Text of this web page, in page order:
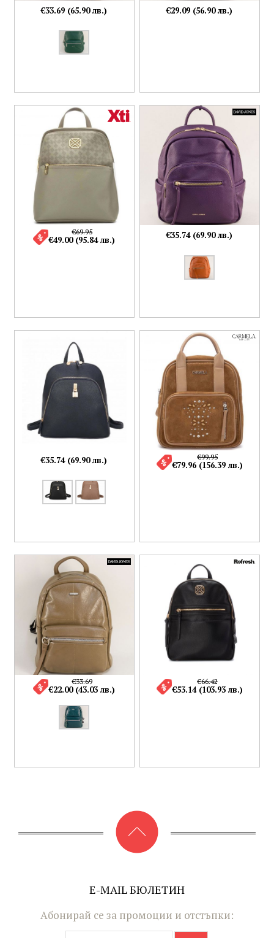
€33.69 (65.90 лв.) €29.09 (56.90 лв.)
€69.95
€49.00 (95.84 лв.) €35.74 (69.90 лв.)
€35.74 (69.90 лв.) €99.95
€79.96 (156.39 лв.)
€33.69
€22.00 (43.03 лв.)
€66.42
€53.14 (103.93 лв.)
E-MAIL БЮЛЕТИН
Абонирай се за промоции и отстъпки: